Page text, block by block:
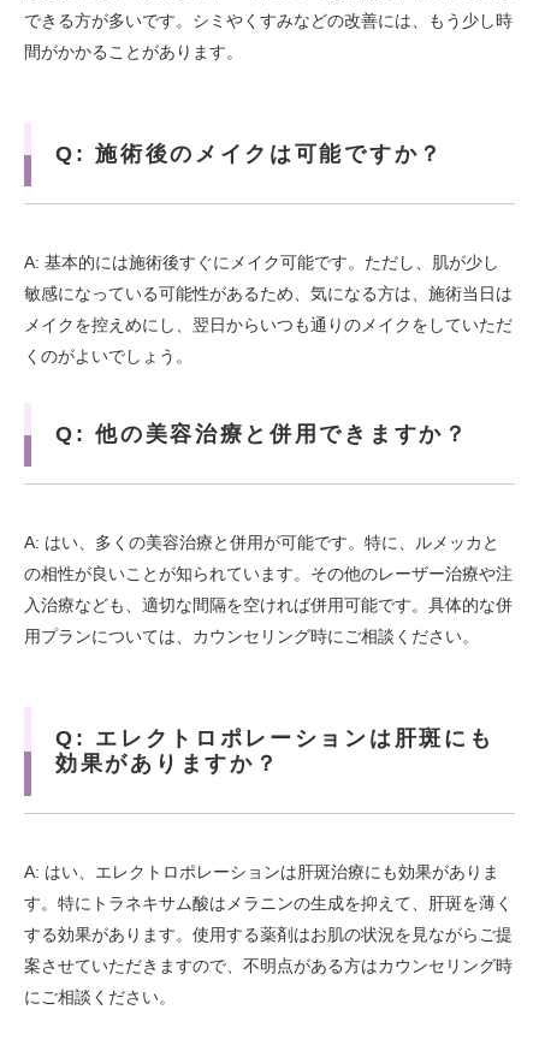
できる方が多いです。シミやくすみなどの改善には、もう少し時
間がかかることがあります。
Q: 施術後のメイクは可能ですか？
A: 基本的には施術後すぐにメイク可能です。ただし、肌が少し
敏感になっている可能性があるため、気になる方は、施術当日は
メイクを控えめにし、翌日からいつも通りのメイクをしていただ
くのがよいでしょう。
Q: 他の美容治療と併用できますか？
A: はい、多くの美容治療と併用が可能です。特に、 ルメッカ と
の相性が良いことが知られています。その他のレーザー治療や注
入治療なども、適切な間隔を空ければ併用可能です。具体的な併
用プランについては、カウンセリング時にご相談ください。
Q: エレクトロポレーションは肝斑にも
効果がありますか？
A: はい、エレクトロポレーションは肝斑治療にも効果がありま
す。特にトラネキサム酸はメラニンの生成を抑えて、肝斑を薄く
する効果があります。使用する薬剤はお肌の状況を見ながらご提
案させていただきますので、不明点がある方はカウンセリング時
にご相談ください。